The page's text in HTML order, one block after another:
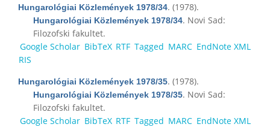
Hungarológiai Közlemények 1978/34. (1978).
Hungarológiai Közlemények 1978/34. Novi Sad:
Filozofski fakultet.
Google Scholar BibTeX RTF Tagged MARC EndNote XML
RIS
Hungarológiai Közlemények 1978/35. (1978).
Hungarológiai Közlemények 1978/35. Novi Sad:
Filozofski fakultet.
Google Scholar BibTeX RTF Tagged MARC EndNote XML